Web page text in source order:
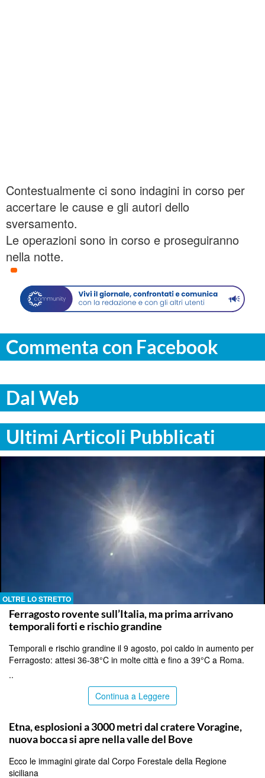
Contestualmente ci sono indagini in corso per
accertare le cause e gli autori dello
sversamento.
Le operazioni sono in corso e proseguiranno
nella notte.
Commenta con Facebook
Dal Web
Ultimi Articoli Pubblicati
OLTRE LO STRETTO
Ferragosto rovente sull’Italia, ma prima arrivano
temporali forti e rischio grandine
Temporali e rischio grandine il 9 agosto, poi caldo in aumento per
Ferragosto: attesi 36-38°C in molte città e fino a 39°C a Roma.
..
Continua a Leggere
Etna, esplosioni a 3000 metri dal cratere Voragine,
nuova bocca si apre nella valle del Bove
Ecco le immagini girate dal Corpo Forestale della Regione
siciliana